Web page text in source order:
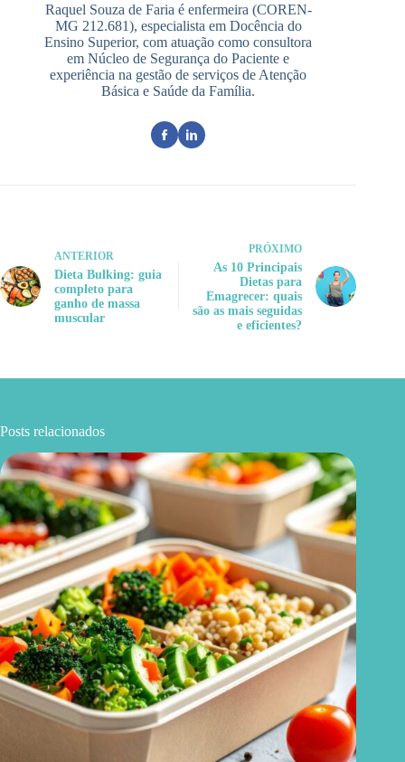
Raquel Souza de Faria é enfermeira (COREN-
MG 212.681), especialista em Docência do
Ensino Superior, com atuação como consultora
em Núcleo de Segurança do Paciente e
experiência na gestão de serviços de Atenção
Básica e Saúde da Família.
ANTERIOR
Dieta Bulking: guia
completo para
ganho de massa
muscular
PRÓXIMO
As 10 Principais
Dietas para
Emagrecer: quais
são as mais seguidas
e eficientes?
Posts relacionados